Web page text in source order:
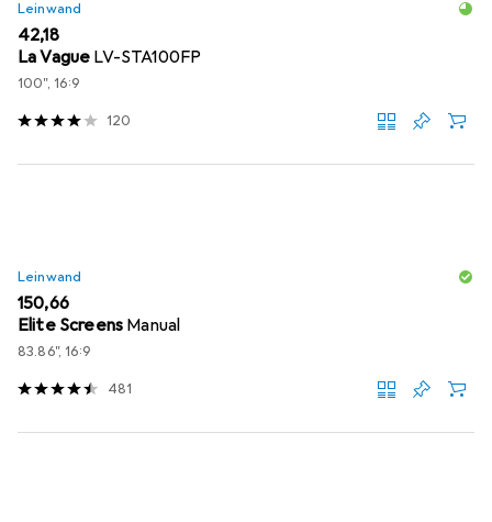
Leinwand
EUR
42,18
La Vague LV-STA100FP
100", 16:9
120
Leinwand
EUR
150,66
Elite Screens Manual
83.86", 16:9
481